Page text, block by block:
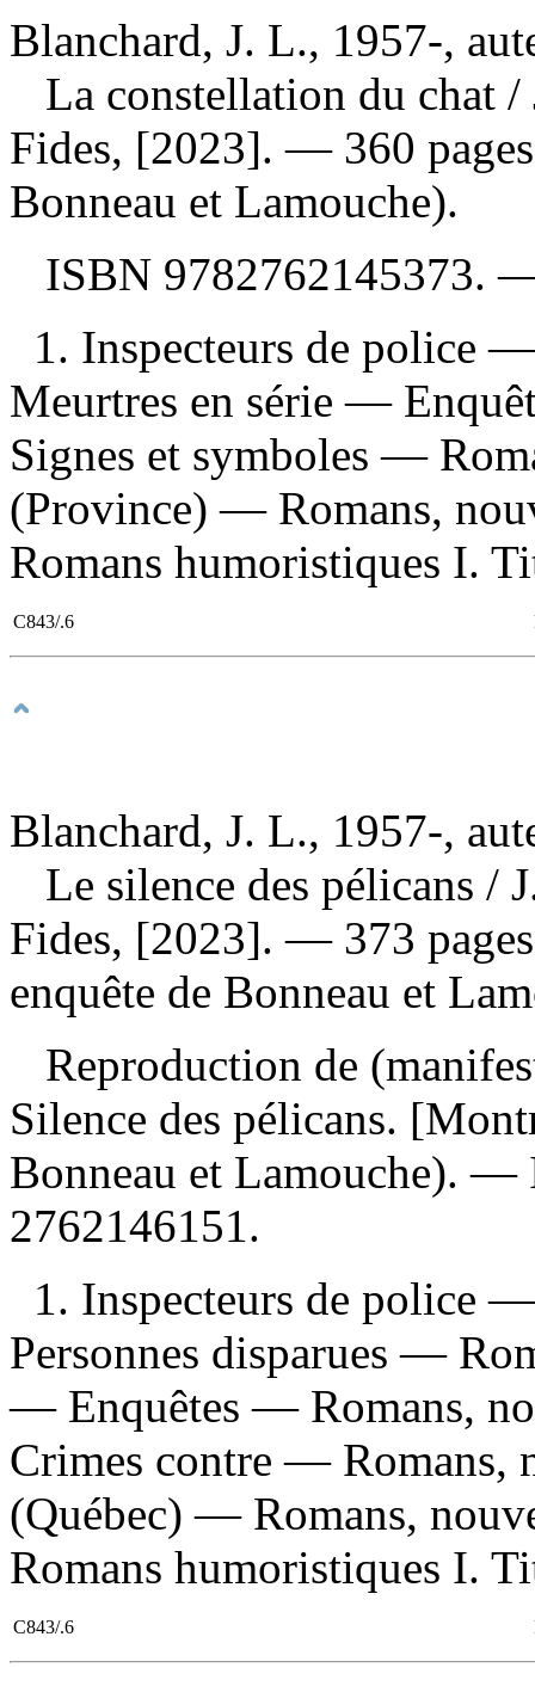
Blanchard, J. L., 1957-,
La constellation du chat /
Fides, [2023]. — 360
Bonneau et Lamouche).
ISBN 9782762145373.
1. Inspecteurs de police
Meurtres en série —
Signes et symboles —
(Province) — Romans,
Romans humoristiques I.
C843/.6
Blanchard, J. L., 1957-,
Le silence des pélicans /
Fides, [2023]. — 373
enquête de Bonneau et
Reproduction de
Silence des pélicans.
Bonneau et Lamouche). —
2762146151.
1. Inspecteurs de police
Personnes disparues —
— Enquêtes — Romans,
Crimes contre — Romans,
(Québec) — Romans,
Romans humoristiques I.
C843/.6